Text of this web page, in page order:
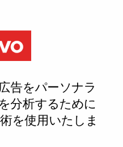
告をパーソナラ
分析するために
を使用いたしま
セットします